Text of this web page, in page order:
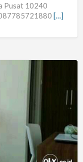
Pusat 10240
[…]